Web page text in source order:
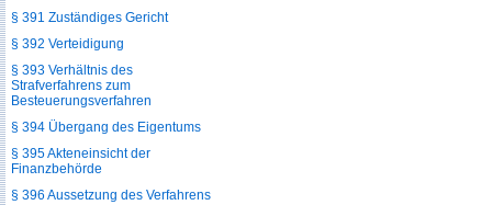
§ 391 Zuständiges Gericht
§ 392 Verteidigung
§ 393 Verhältnis des
Strafverfahrens zum
Besteuerungsverfahren
§ 394 Übergang des Eigentums
§ 395 Akteneinsicht der
Finanzbehörde
§ 396 Aussetzung des Verfahrens